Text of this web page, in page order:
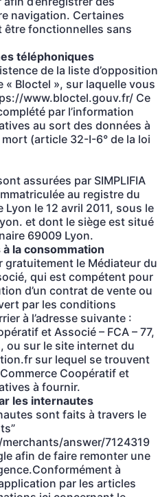
navigation. Certaines
être fonctionnelles sans
téléphoniques
de la liste d’opposition
Bloctel », sur laquelle vous
www.bloctel.gouv.fr/ Ce
par l’information
au sort des données à
(article 32-I-6° de la loi
assurées par SIMPLIFIA
au registre du
le 12 avril 2011, sous le
et dont le siège est situé
69009 Lyon.
la consommation
gratuitement le Médiateur du
qui est compétent pour
d’un contrat de vente ou
par les conditions
à l’adresse suivante :
et Associé – FCA – 77,
ou sur le site internet du
sur lequel se trouvent
Coopératif et
à fournir.
les internautes
sont faits à travers le
answer/7124319
afin de faire remonter une
à
par les articles